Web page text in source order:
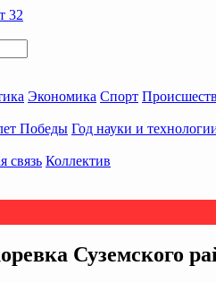
Экономика Спорт
Победы Год науки и
связь Коллектив
Суземского